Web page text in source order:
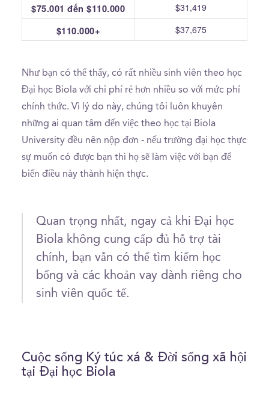
$75.001 đến $110.000 $31,419
$110.000+ $37,675
Như bạn có thể thấy, có rất nhiều sinh viên theo học
Đại học Biola với chi phí rẻ hơn nhiều so với mức phí
chính thức. Vì lý do này, chúng tôi luôn khuyên
những ai quan tâm đến việc theo học tại Biola
University đều nên nộp đơn - nếu trường đại học thực
sự muốn có được bạn thì họ sẽ làm việc với bạn để
biến điều này thành hiện thực.
Quan trọng nhất, ngay cả khi Đại học
Biola không cung cấp đủ hỗ trợ tài
chính, bạn vẫn có thể tìm kiếm học
bổng và các khoản vay dành riêng cho
sinh viên quốc tế.
Cuộc sống Ký túc xá & Đời sống xã hội
tại Đại học Biola